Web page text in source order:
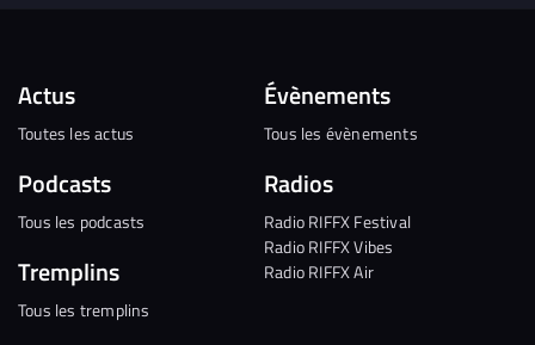
Actus
Toutes les actus
Podcasts
Tous les podcasts
Tremplins
Tous les tremplins
Évènements
Tous les évènements
Radios
Radio RIFFX Festival
Radio RIFFX Vibes
Radio RIFFX Air